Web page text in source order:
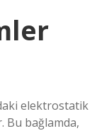
elektrostatik
Bu bağlamda,